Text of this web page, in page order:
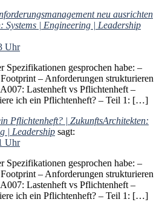
neu ausrichten
Systems | Engineering | Leadership
Uhr
gesprochen habe: –
– Anforderungen strukturieren
Lastenheft vs Pflichtenheft –
ich ein Pflichtenheft? – Teil 1: […]
Pflichtenheft? | ZukunftsArchitekten:
| Leadership sagt:
Uhr
gesprochen habe: –
– Anforderungen strukturieren
Lastenheft vs Pflichtenheft –
ich ein Pflichtenheft? – Teil 1: […]